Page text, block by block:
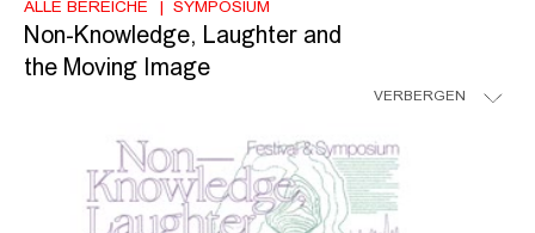
ALLE BEREICHE SYMPOSIUM
Non-Knowledge, Laughter and
the Moving Image
VERBERGEN